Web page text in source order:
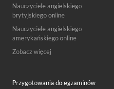
Nauczyciele angielskiego
brytyjskiego online
Nauczyciele angielskiego
amerykańskiego online
Zobacz więcej
Przygotowania do egzaminów